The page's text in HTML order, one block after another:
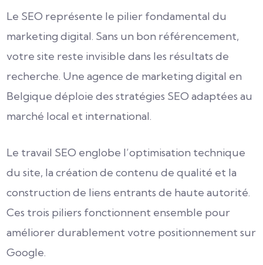
Le SEO représente le pilier fondamental du
marketing digital. Sans un bon référencement,
votre site reste invisible dans les résultats de
recherche. Une agence de marketing digital en
Belgique déploie des stratégies SEO adaptées au
marché local et international.
Le travail SEO englobe l’optimisation technique
du site, la création de contenu de qualité et la
construction de liens entrants de haute autorité.
Ces trois piliers fonctionnent ensemble pour
améliorer durablement votre positionnement sur
Google.